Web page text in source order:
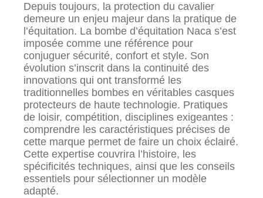
Depuis toujours, la protection du cavalier
demeure un enjeu majeur dans la pratique de
l’équitation. La bombe d’équitation Naca s’est
imposée comme une référence pour
conjuguer sécurité, confort et style. Son
évolution s’inscrit dans la continuité des
innovations qui ont transformé les
traditionnelles bombes en véritables casques
protecteurs de haute technologie. Pratiques
de loisir, compétition, disciplines exigeantes :
comprendre les caractéristiques précises de
cette marque permet de faire un choix éclairé.
Cette expertise couvrira l’histoire, les
spécificités techniques, ainsi que les conseils
essentiels pour sélectionner un modèle
adapté.